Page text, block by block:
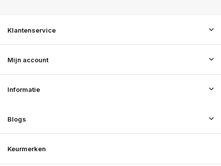
Klantenservice
Mijn account
Informatie
Blogs
Keurmerken